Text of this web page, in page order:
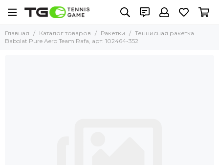
Главная Каталог товаров Ракетки
Теннисная ракетка
Babolat Pure Aero Team Rafa, арт. 102464-352